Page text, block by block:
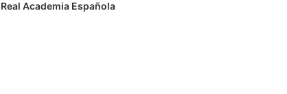
Real Academia Española